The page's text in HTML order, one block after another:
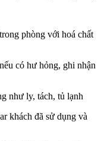
phòng với hoá chất
có hư hỏng, ghi nhận
như ly, tách, tủ lạnh
khách đã sử dụng và